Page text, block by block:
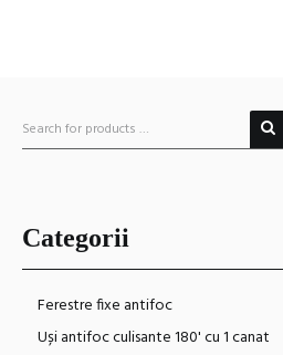
Categorii
Ferestre fixe antifoc
Uși antifoc culisante 180' cu 1 canat